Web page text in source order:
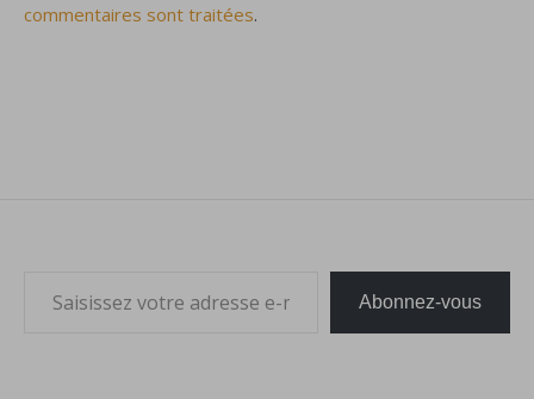
commentaires sont traitées.
Abonnez-vous